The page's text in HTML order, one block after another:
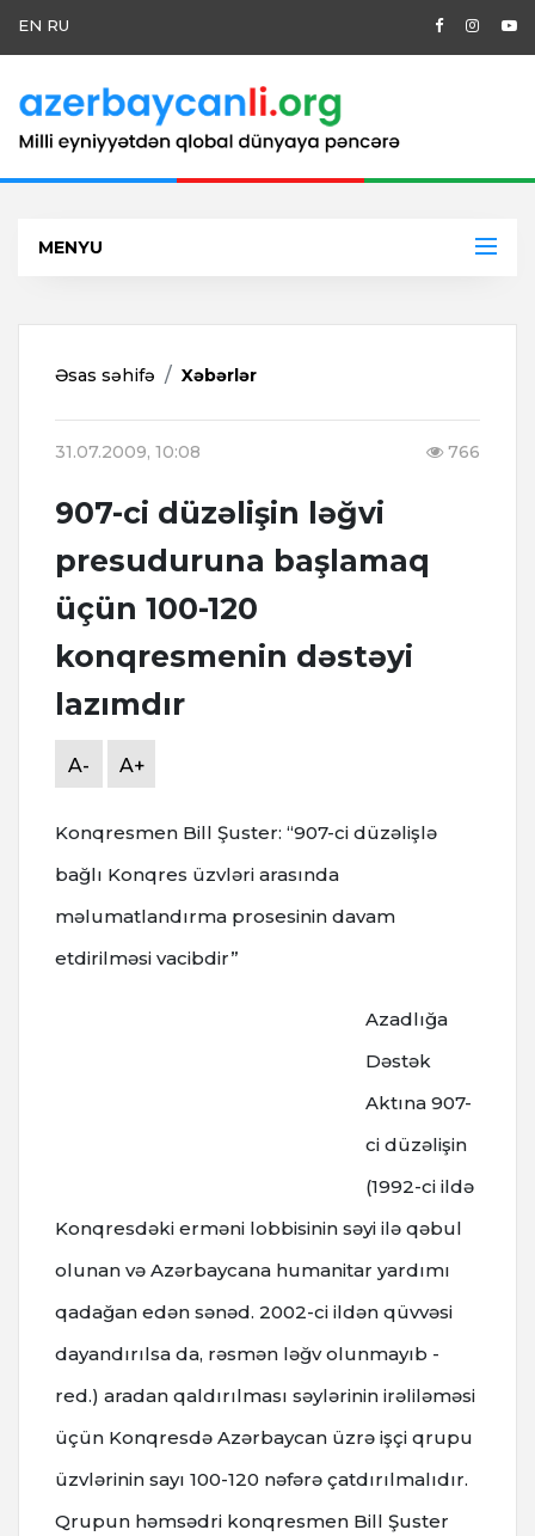
EN RU
MENYU
Əsas səhifə Xəbərlər
31.07.2009, 10:08 766
907-ci düzəlişin ləğvi
presuduruna başlamaq
üçün 100-120
konqresmenin dəstəyi
lazımdır
A- A+
Konqresmen Bill Şuster: “907-ci düzəlişlə
bağlı Konqres üzvləri arasında
məlumatlandırma prosesinin davam
etdirilməsi vacibdir”
Azadlığa
Dəstək
Aktına 907-
ci düzəlişin
(1992-ci ildə
Konqresdəki erməni lobbisinin səyi ilə qəbul
olunan və Azərbaycana humanitar yardımı
qadağan edən sənəd. 2002-ci ildən qüvvəsi
dayandırılsa da, rəsmən ləğv olunmayıb -
red.) aradan qaldırılması səylərinin irəliləməsi
üçün Konqresdə Azərbaycan üzrə işçi qrupu
üzvlərinin sayı 100-120 nəfərə çatdırılmalıdır.
Qrupun həmsədri konqresmen Bill Şuster